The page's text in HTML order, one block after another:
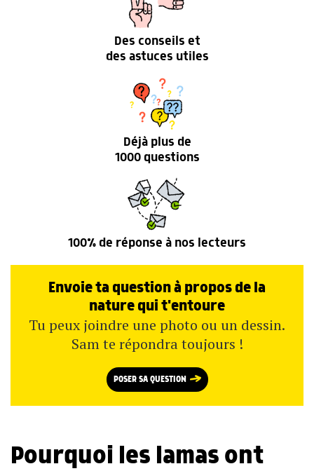
Des conseils et
des astuces utiles
Déjà plus de
1000 questions
100% de réponse à nos lecteurs
Envoie ta question à propos de la
nature qui t'entoure
Tu peux joindre une photo ou un dessin.
Sam te répondra toujours !
POSER SA QUESTION
Pourquoi les lamas ont